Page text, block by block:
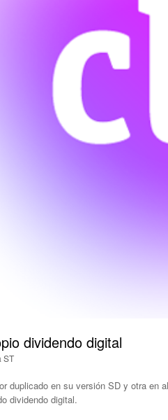
dividendo digital
ST
duplicado en su versión SD y otra en
dividendo digital.